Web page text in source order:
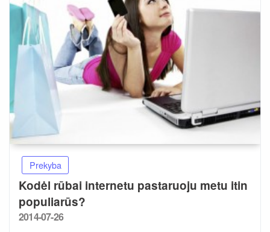
Prekyba
Kodėl rūbai internetu pastaruoju metu itin
populiarūs?
Posted
2014-07-26